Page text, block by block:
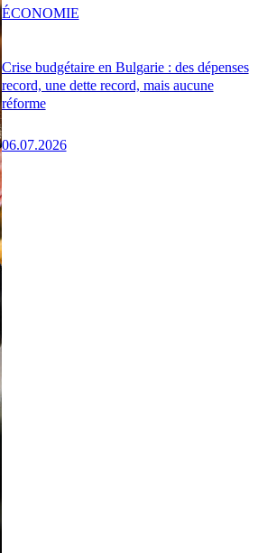
Crise budgétaire en Bulgarie : des dépenses
record, une dette record, mais aucune
réforme
06.07.2026
ÉCONOMIE